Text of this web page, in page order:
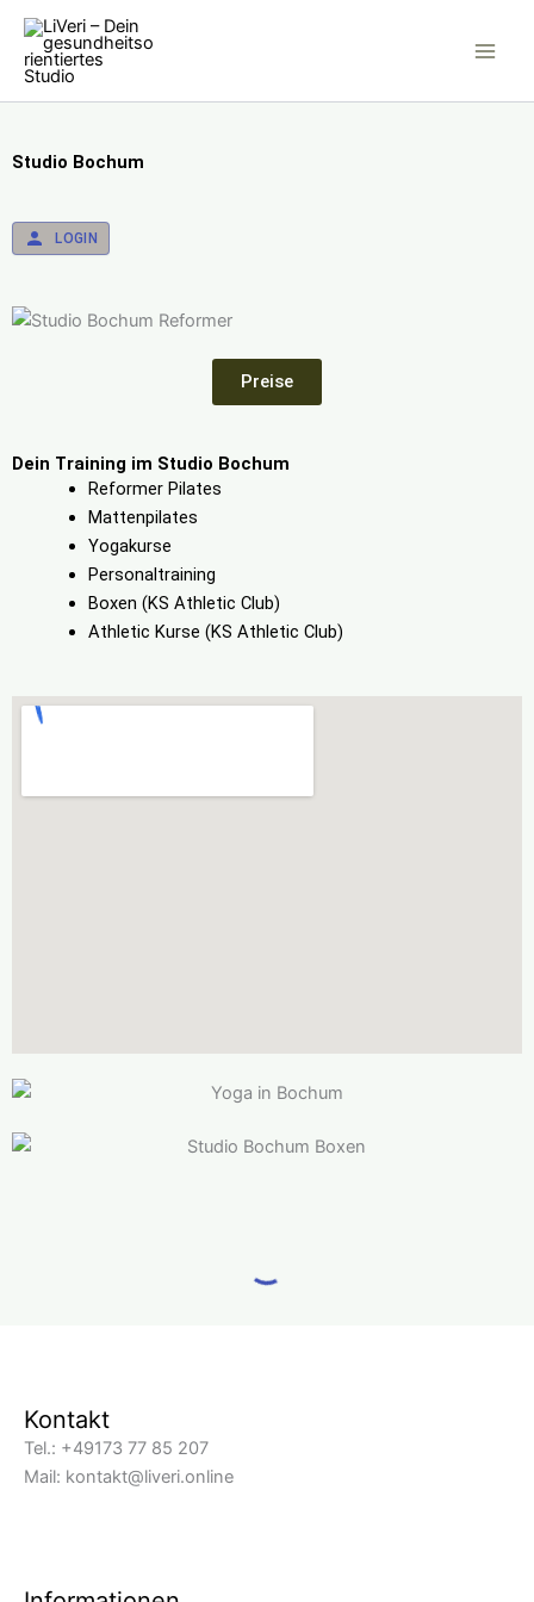
springen
Zum
Inhalt
springen
Studio Bochum
LOGIN
Preise
Dein Training im Studio Bochum
Reformer Pilates
Mattenpilates
Yogakurse
Personaltraining
Boxen (KS Athletic Club)
Athletic Kurse (KS Athletic Club)
Kontakt
Tel.: +49173 77 85 207
Mail: kontakt@liveri.online